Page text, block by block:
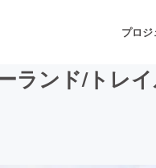
プロ
ランド/トレ